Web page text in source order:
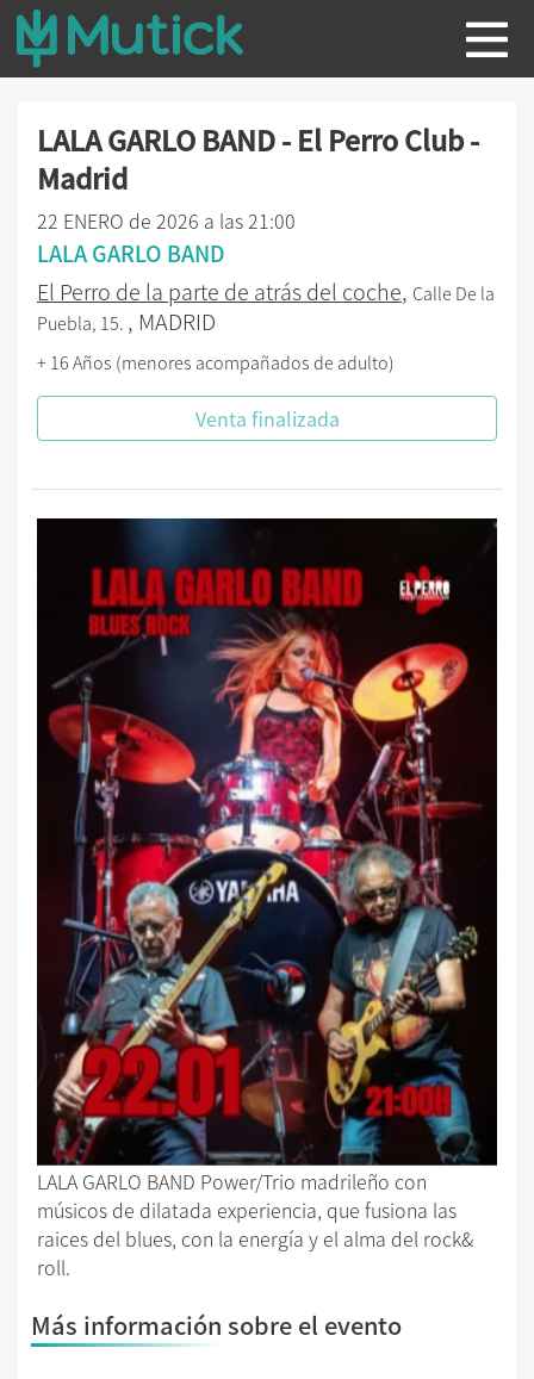
LALA GARLO BAND - El Perro Club -
Madrid
22 ENERO de 2026 a las 21:00
LALA GARLO BAND
El Perro de la parte de atrás del coche, Calle De la
Puebla, 15. , MADRID
+ 16 Años (menores acompañados de adulto)
Venta finalizada
LALA GARLO BAND Power/Trio madrileño con
músicos de dilatada experiencia, que fusiona las
raices del blues, con la energía y el alma del rock&
roll.
Más información sobre el evento